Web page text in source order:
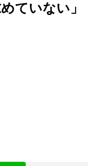
ていない」